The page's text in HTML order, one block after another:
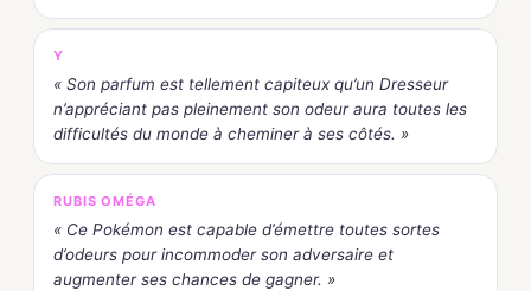
Y
« Son parfum est tellement capiteux qu’un Dresseur
n’appréciant pas pleinement son odeur aura toutes les
difficultés du monde à cheminer à ses côtés. »
RUBIS OMÉGA
« Ce Pokémon est capable d’émettre toutes sortes
d’odeurs pour incommoder son adversaire et
augmenter ses chances de gagner. »